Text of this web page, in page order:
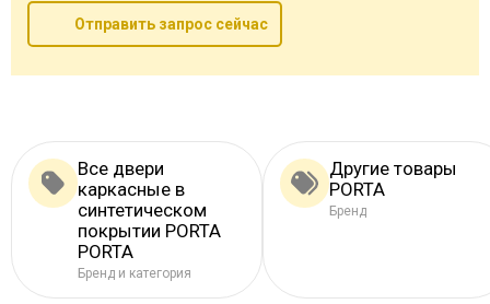
Отправить запрос сейчас
Все двери
каркасные в
синтетическом
покрытии PORTA
PORTA
Бренд и категория
Другие товары
PORTA
Бренд